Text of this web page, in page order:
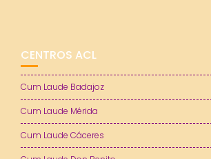
CENTROS ACL
Cum Laude Badajoz
Cum Laude Mérida
Cum Laude Cáceres